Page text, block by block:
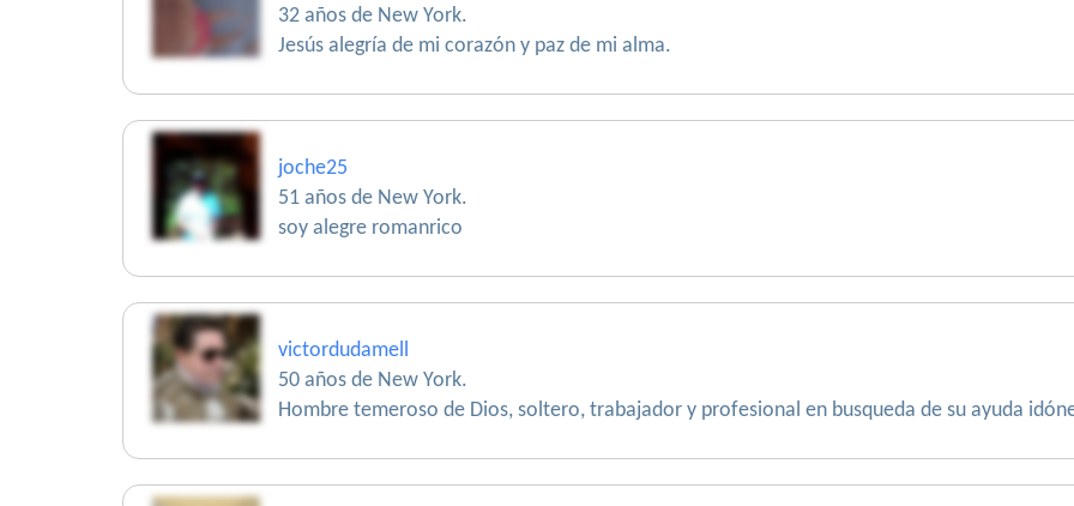
32 años de New York.
Jesús alegría de mi corazón y paz de mi alma.
joche25
51 años de New York.
soy alegre romanrico
victordudamell
50 años de New York.
Hombre temeroso de Dios, soltero, trabajador y profesional en busqueda de su ayuda